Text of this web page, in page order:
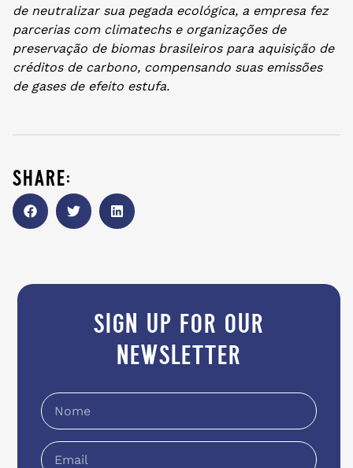
de neutralizar sua pegada ecológica, a empresa fez
parcerias com climatechs e organizações de
preservação de biomas brasileiros para aquisição de
créditos de carbono, compensando suas emissões
de gases de efeito estufa.
share:
sign up for our
newsletter